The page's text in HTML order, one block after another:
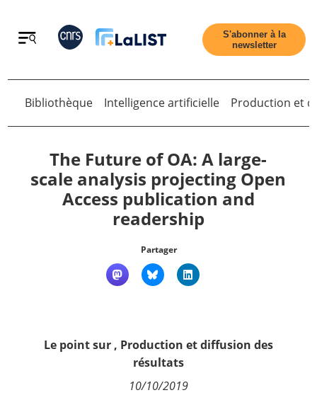
Retour
Qui sommes nous ?
S'abonner à la
newsletter
Retour
Bibliothèque Intelligence artificielle Production et
The Future of OA: A large-
scale analysis projecting Open
Access publication and
readership
Partager
Le point sur , Production et diffusion des
résultats
10/10/2019